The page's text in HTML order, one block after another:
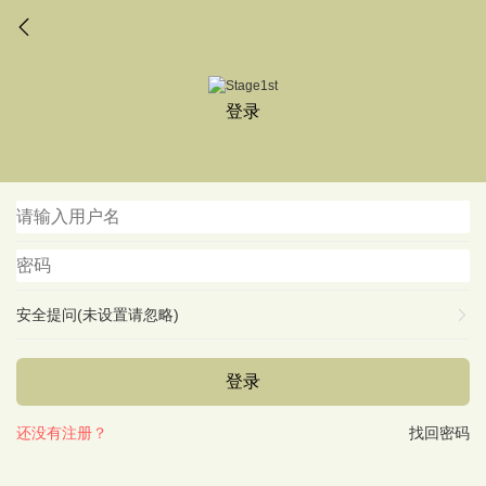
登录
安全提问(未设置请忽略)
登录
找回密码
还没有注册？